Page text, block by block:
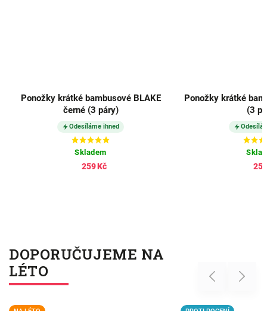
Ponožky krátké bambusové BLAKE
černé (3 páry)
Odesíláme ihned
Skladem
259 Kč
Ponožky krátké
(3
DOPORUČUJEME NA
LÉTO
Previous Next